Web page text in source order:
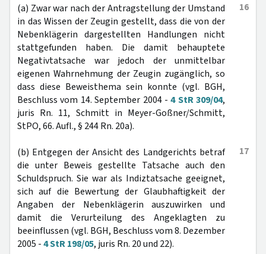
16
(a) Zwar war nach der Antragstellung der Umstand
in das Wissen der Zeugin gestellt, dass die von der
Nebenklägerin dargestellten Handlungen nicht
stattgefunden haben. Die damit behauptete
Negativtatsache war jedoch der unmittelbar
eigenen Wahrnehmung der Zeugin zugänglich, so
dass diese Beweisthema sein konnte (vgl. BGH,
Beschluss vom 14. September 2004 -4 StR 309/04,
juris Rn. 11, Schmitt in Meyer-Goßner/Schmitt,
StPO, 66. Aufl., § 244 Rn. 20a).
17
(b) Entgegen der Ansicht des Landgerichts betraf
die unter Beweis gestellte Tatsache auch den
Schuldspruch. Sie war als Indiztatsache geeignet,
sich auf die Bewertung der Glaubhaftigkeit der
Angaben der Nebenklägerin auszuwirken und
damit die Verurteilung des Angeklagten zu
beeinflussen (vgl. BGH, Beschluss vom 8. Dezember
2005 -4 StR 198/05, juris Rn. 20 und 22).